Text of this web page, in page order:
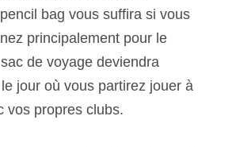
bag vous suffira si vous
principalement pour le
de voyage deviendra
jour où vous partirez jouer à
vos propres clubs.